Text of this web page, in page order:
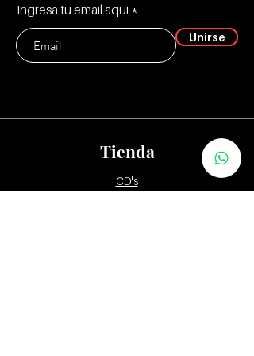
Ingresa tu email aquí
Unirse
Tienda
CD's